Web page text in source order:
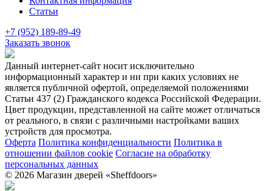
Статьи
+7 (952) 189-89-49
Заказать звонок
Данный интернет-сайт носит исключительно
информационный характер и ни при каких условиях не
является публичной офертой, определяемой положениями
Статьи 437 (2) Гражданского кодекса Российской Федерации.
Цвет продукции, представленной на сайте может отличаться
от реального, в связи с различными настройками ваших
устройств для просмотра.
Оферта Политика конфиденциальности Политика в
отношении файлов cookie Согласие на обработку
персональных данных
© 2026 Магазин дверей «Sheffdoors»